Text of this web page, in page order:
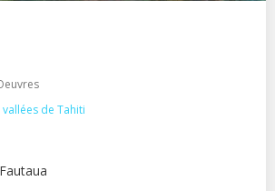
de Tahiti